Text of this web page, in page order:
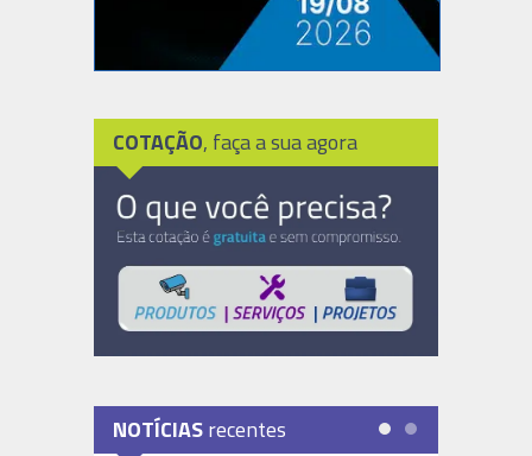
COTAÇÃO, faça a sua agora
NOTÍCIASrecentes